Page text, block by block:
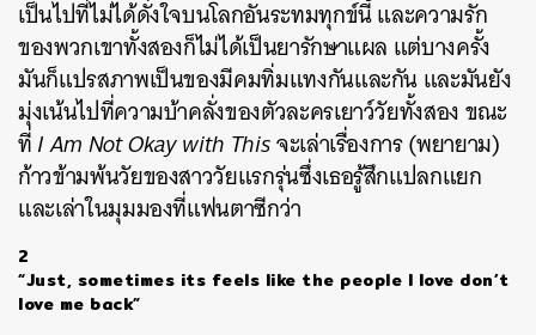
เป็นไปที่ไม่ได้ดั่งใจบนโลกอันระทมทุกข์นี้ และความรัก
ของพวกเขาทั้งสองก็ไม่ได้เป็นยารักษาแผล แต่บางครั้ง
มันก็แปรสภาพเป็นของมีคมทิ่มแทงกันและกัน และมันยัง
มุ่งเน้นไปที่ความบ้าคลั่งของตัวละครเยาว์วัยทั้งสอง ขณะ
ที่I Am Not Okay with Thisจะเล่าเรื่องการ (พยายาม)
ก้าวข้ามพ้นวัยของสาววัยแรกรุ่นซึ่งเธอรู้สึกแปลกแยก
และเล่าในมุมมองที่แฟนตาซีกว่า
2
“Just, sometimes its feels like the people I love don’t
love me back”